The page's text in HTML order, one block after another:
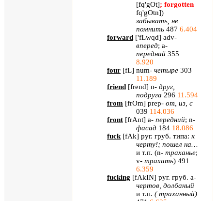
[fq'gOt]; forgotten
fq'gOtn])
забывать, не
помнить 487 6.404
forward ['fLwqd] adv-
вперед; a-
передний 355
8.920
four [fL] num- четыре 303
11.189
friend [frend] n- друг
подруга 296 11.594
from [frOm] prep- от из с
039 114.036
front [frAnt] a- передний; n-
фасад 184 18.086
fuck [fAk] руг. груб. типа: к
черту!; пошел на…
и т.п. (n- траханье;
v- трахать) 491
6.359
fucking [fAkIN] руг. груб. a-
чертов, долбаный
и т.п. ( траханный)